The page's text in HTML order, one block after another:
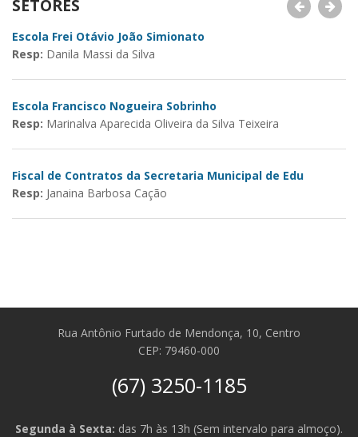
SETORES
Escola Frei Otávio João Simionato
Resp: Danila Massi da Silva
Escola Francisco Nogueira Sobrinho
Resp: Marinalva Aparecida Oliveira da Silva Teixeira
Fiscal de Contratos da Secretaria Municipal de Edu
Resp: Janaina Barbosa Cação
Rua Antônio Furtado de Mendonça, 10, Centro
CEP: 79460-000
(67) 3250-1185
Segunda à Sexta: das 7h às 13h (Sem intervalo para almoço).